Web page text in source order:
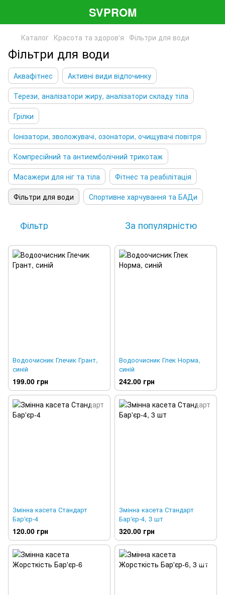
SVPROM
Каталог Красота та здоров'я Фільтри для води
Фільтри для води
Аквафітнес
Активні види відпочинку
Терези, аналізатори жиру, аналізатори складу тіла
Грілки
Іонізатори, зволожувачі, озонатори, очищувачі повітря
Компресійний та антиемболічний трикотаж
Масажери для ніг та тіла
Фітнес та реабілітація
Фільтри для води
Спортивне харчування та БАДи
Фільтр За популярністю
Водоочисник Глечик Грант,
синій
199.00 грн
Водоочисник Глек Норма,
синій
242.00 грн
Змінна касета Стандарт
Бар'єр-4
120.00 грн
Змінна касета Стандарт
Бар'єр-4, 3 шт
320.00 грн